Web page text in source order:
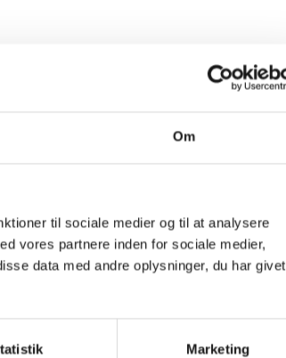
Om
til sociale medier og til at analysere
vores partnere inden for sociale medier,
data med andre oplysninger, du har givet
Marketing
kraftige magneter.